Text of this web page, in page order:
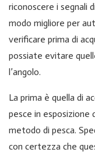
riconoscere i segnali
modo migliore per
verificare prima di
possiate evitare
l’angolo.
La prima è quella di
pesce in esposizione
metodo di pesca.
con certezza che